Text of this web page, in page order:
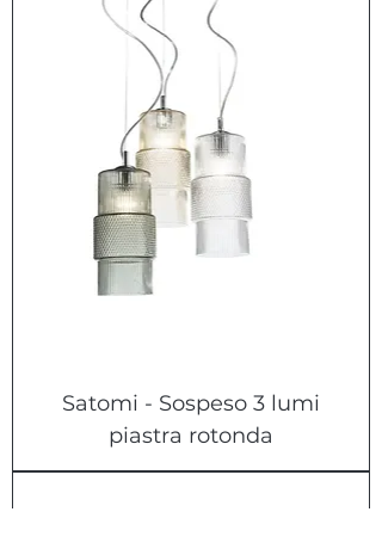
Satomi - Sospeso 3 lumi
piastra rotonda